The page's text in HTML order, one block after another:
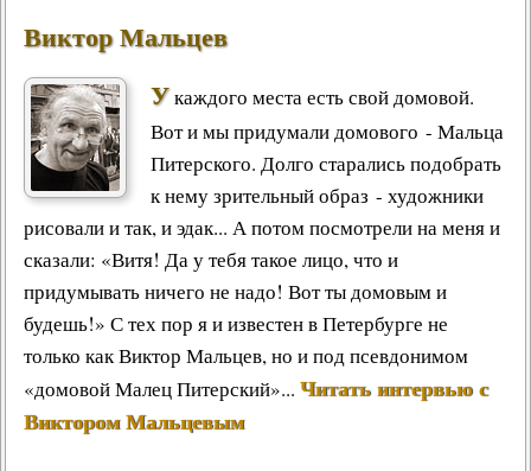
Виктор Мальцев
Укаждого места есть свой домовой.
Вот и мы придумали домового - Мальца
Питерского. Долго старались подобрать
к нему зрительный образ - художники
рисовали и так, и эдак... А потом посмотрели на меня и
сказали: «Витя! Да у тебя такое лицо, что и
придумывать ничего не надо! Вот ты домовым и
будешь!» С тех пор я и известен в Петербурге не
только как Виктор Мальцев, но и под псевдонимом
«домовой Малец Питерский»... Читать интервью с
Виктором Мальцевым